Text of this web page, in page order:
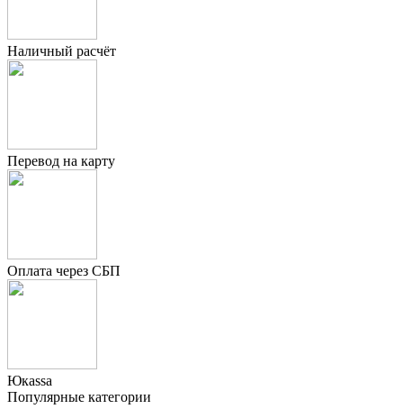
Наличный расчёт
Перевод на карту
Оплата через СБП
Юкаssа
Популярные категории